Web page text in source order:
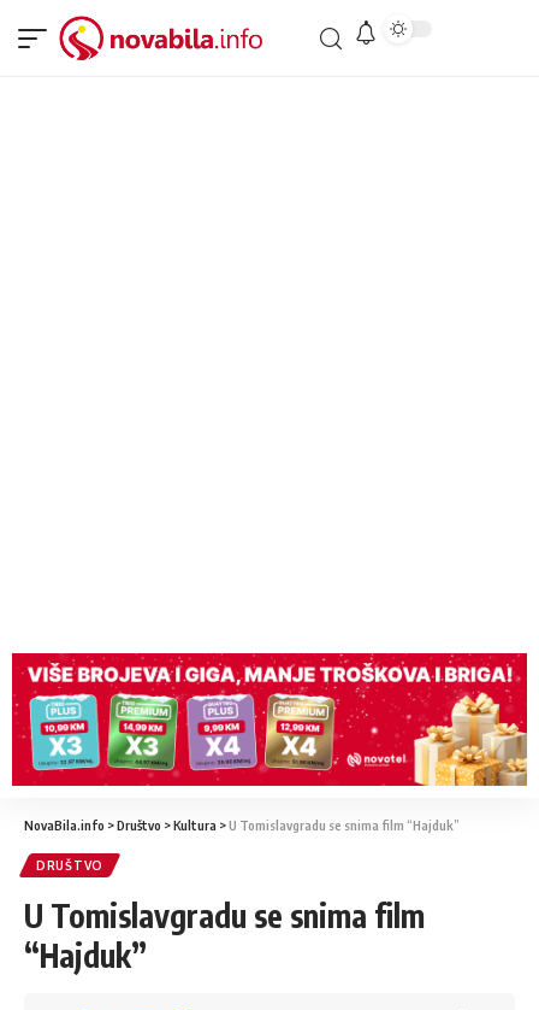
NovaBila.info >Društvo >Kultura >U Tomislavgradu se snima film “Hajduk”
DRUŠTVO
U Tomislavgradu se snima film
“Hajduk”